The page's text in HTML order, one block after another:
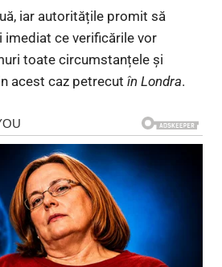
iar autoritățile promit să
imediat ce verificările vor
toate circumstanțele și
acest caz petrecut în Londra.